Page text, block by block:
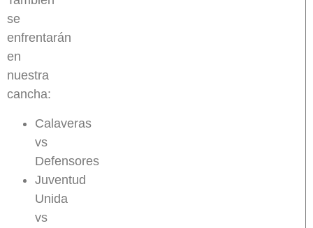
se
enfrentarán
en
nuestra
cancha:
Calaveras
vs
Defensores
Juventud
Unida
vs